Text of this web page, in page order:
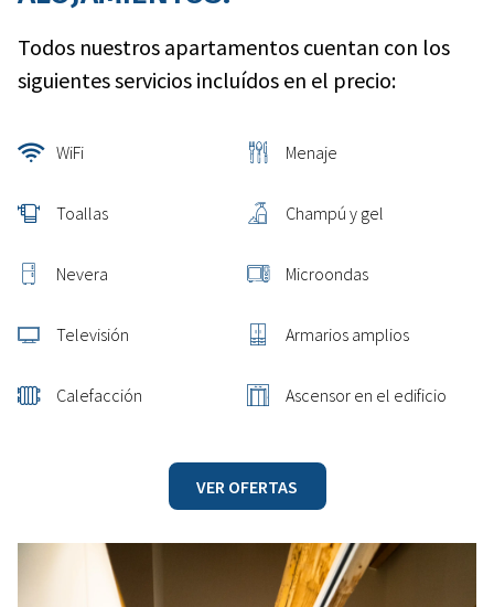
Todos nuestros apartamentos cuentan con los
siguientes servicios incluídos en el precio:
WiFi Menaje
Toallas Champú y gel
Nevera Microondas
Televisión Armarios amplios
Calefacción Ascensor en el edificio
VER OFERTAS